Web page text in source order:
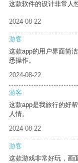
这款软件的设计非常人
2024-08-22
游客
这款app的用户界面简
悉操作。
2024-08-22
游客
这款app是我旅行的好
人情。
2024-08-22
游客
这款游戏非常好玩，画